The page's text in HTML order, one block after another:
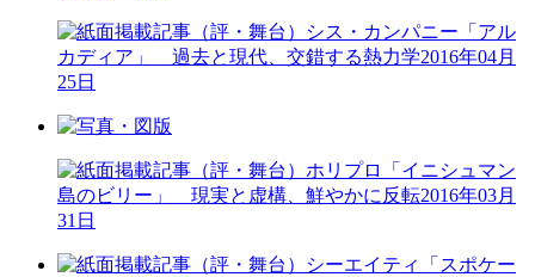
（評・舞台）シス・カンパニー「アル
カディア」 過去と現代、交錯する熱力学2016年04月
25日
（評・舞台）ホリプロ「イニシュマン
島のビリー」 現実と虚構、鮮やかに反転2016年03月
31日
（評・舞台）シーエイティ「スポケー